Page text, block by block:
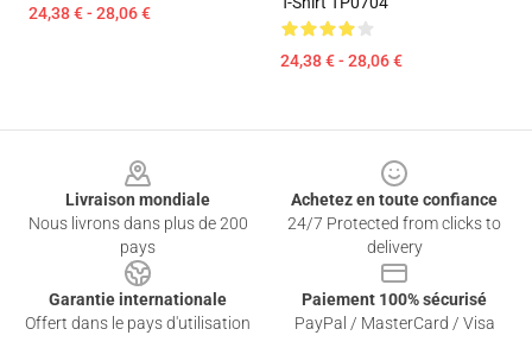
24,38 € - 28,06 €
24,38 € - 28,06 €
Livraison mondiale
Nous livrons dans plus de 200
pays
Achetez en toute confiance
24/7 Protected from clicks to
delivery
Garantie internationale
Offert dans le pays d'utilisation
Paiement 100% sécurisé
PayPal / MasterCard / Visa